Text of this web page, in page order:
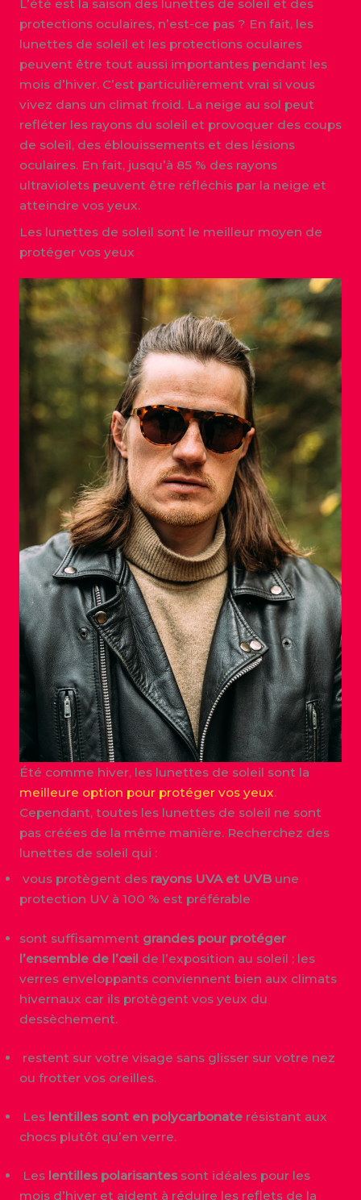
L’été est la saison des lunettes de soleil et des
protections oculaires, n’est-ce pas ? En fait, les
lunettes de soleil et les protections oculaires
peuvent être tout aussi importantes pendant les
mois d’hiver. C’est particulièrement vrai si vous
vivez dans un climat froid. La neige au sol peut
refléter les rayons du soleil et provoquer des coups
de soleil, des éblouissements et des lésions
oculaires. En fait, jusqu’à 85 % des rayons
ultraviolets peuvent être réfléchis par la neige et
atteindre vos yeux.
Les lunettes de soleil sont le meilleur moyen de
protéger vos yeux
Été comme hiver, les lunettes de soleil sont la
meilleure option pour protéger vos yeux.
Cependant, toutes les lunettes de soleil ne sont
pas créées de la même manière. Recherchez des
lunettes de soleil qui :
vous protègent des rayons UVA et UVB une
protection UV à 100 % est préférable
sont suffisamment grandes pour protéger
l’ensemble de l’œil de l’exposition au soleil ; les
verres enveloppants conviennent bien aux climats
hivernaux car ils protègent vos yeux du
dessèchement.
restent sur votre visage sans glisser sur votre nez
ou frotter vos oreilles.
Les lentilles sont en polycarbonate résistant aux
chocs plutôt qu’en verre.
Leslentilles polarisantessont idéales pour les
mois d’hiver et aident à réduire les reflets de la